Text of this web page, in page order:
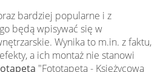
bardziej popularne i z
będą wpisywać się w
Wynika to m.in. z faktu,
a ich montaż nie stanowi
"Fototapeta - Księżycowa